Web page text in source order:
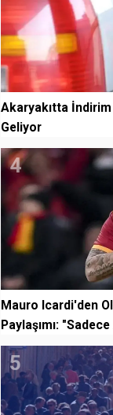
Akaryakıtta
Geliyor
4
Mauro Icardi'den
Paylaşımı:
5